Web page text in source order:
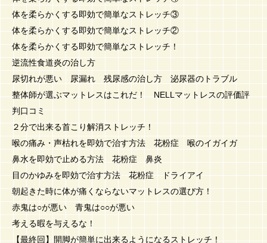
体を柔らかくする即効で簡単なストレッチ③
体を柔らかくする即効で簡単なストレッチ②
体を柔らかくする即効で簡単なストレッチ！
逆流性食道炎の治し方
尿切れが悪い 尿漏れ 残尿感の治し方 泌尿器のトラブル
整体師が選ぶマットレスはこれだ！ NELLマットレスの評価評
判口コミ
２分で出来る首こり解消ストレッチ！
喉の痛み・声枯れを即効で治す方法 花粉症 喉のイガイガ
鼻水を即効で止める方法 花粉症 鼻炎
目のかゆみを即効で治す方法 花粉症 ドライアイ
朝起きた時に体が痛くならないマットレスの選び方！
赤鬼は○が悪い 青鬼は○○が悪い
考える暇を与えるな！
【最終回】開脚が簡単に出来るようになるストレッチ！